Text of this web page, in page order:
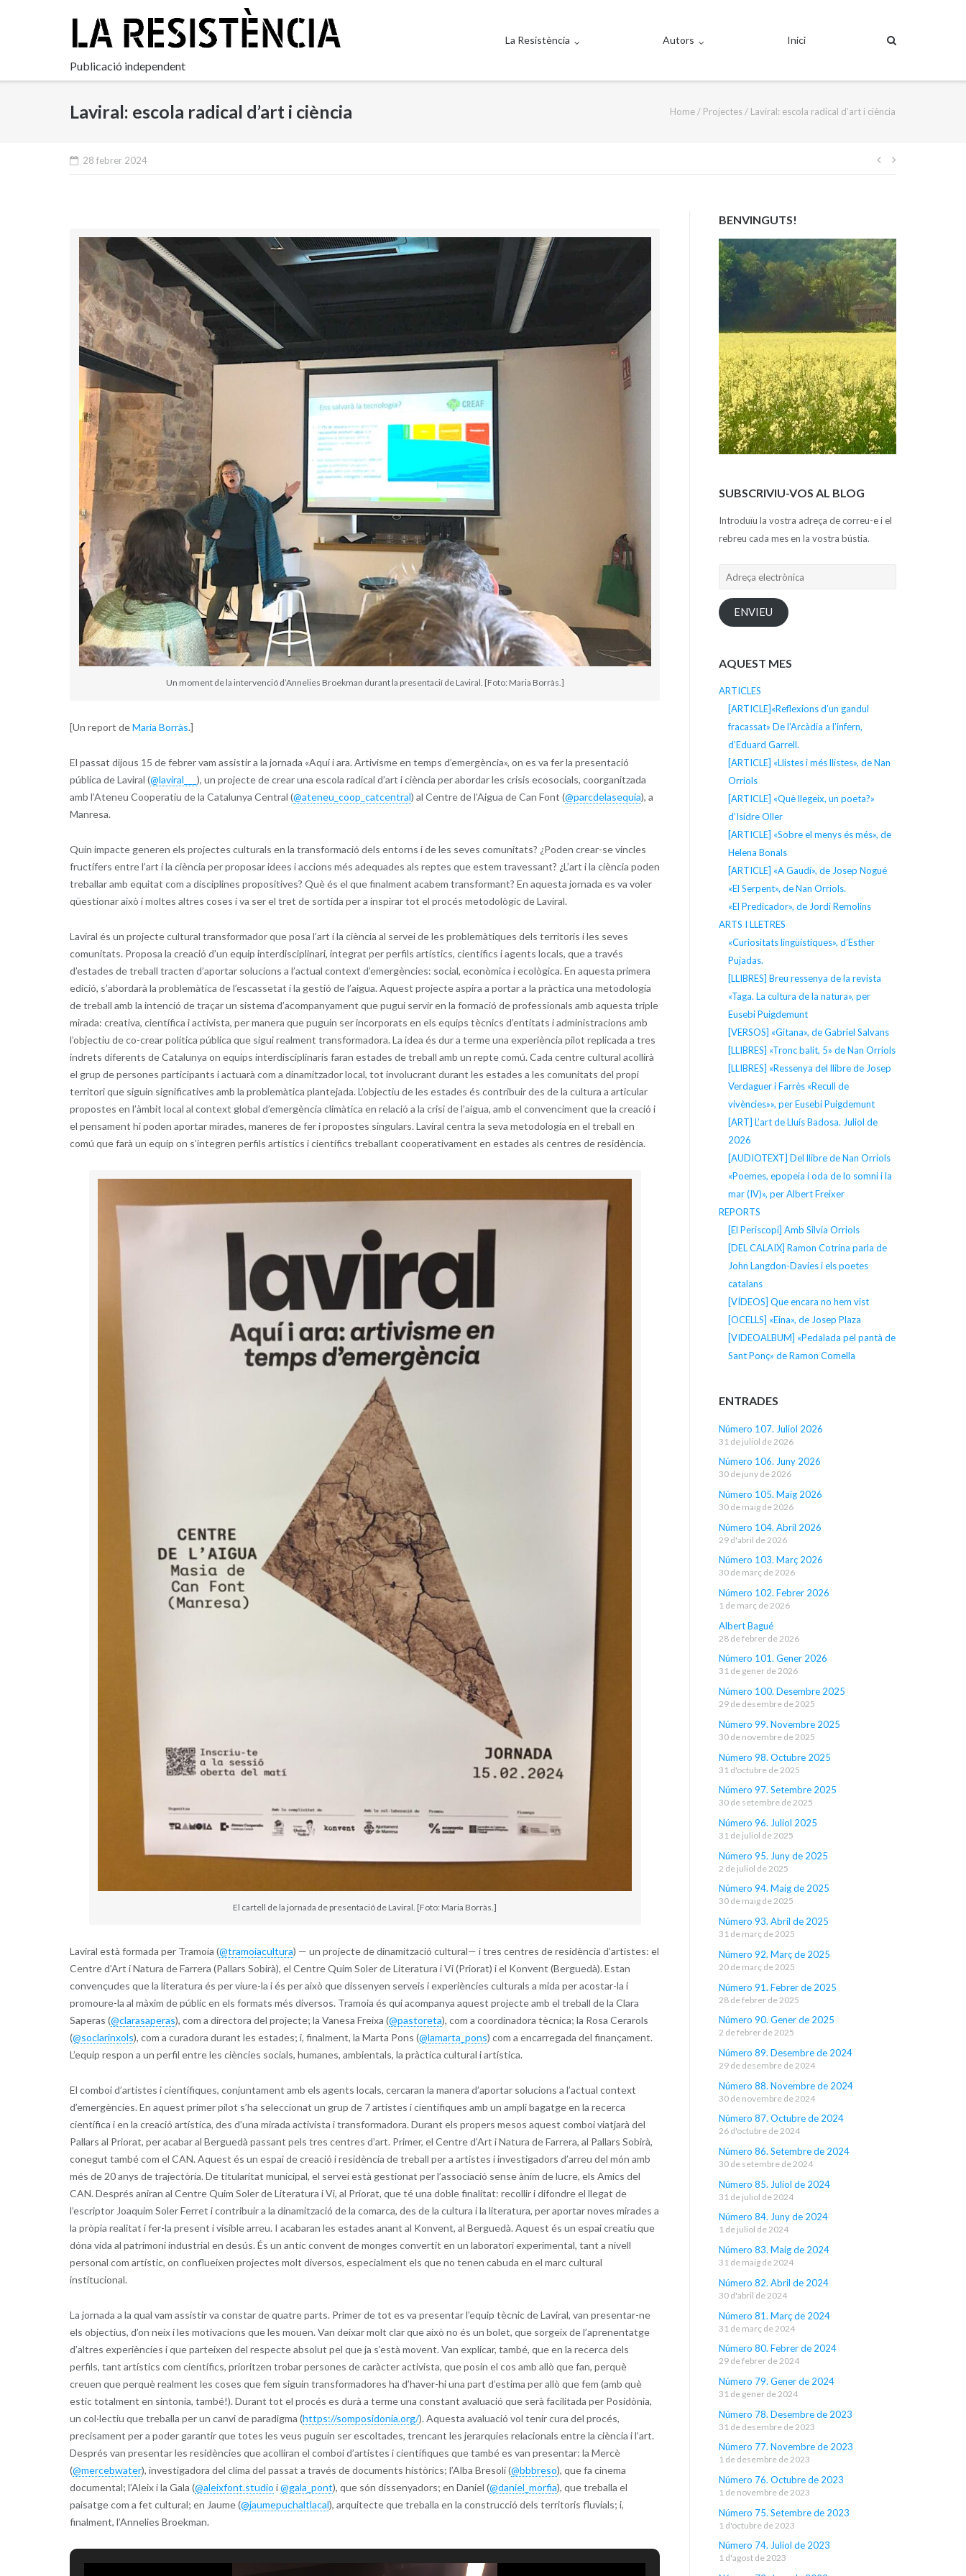
Publicació independent
La Resistència Autors Inici
Laviral: escola radical d’art i ciència Home/ Projectes/ Laviral: escola radical d’art i ciència
28 febrer 2024
Navegació
Un moment de la intervenció d’Annelies Broekman durant la presentacií de Laviral. [Foto: Maria Borràs.]
[Un report deMaria Borràs.]
El passat dijous 15 de febrer vam assistir a la jornada «Aquí i ara. Artivisme en temps d’emergència», on es va fer la presentació
pública de Laviral (@laviral___ ), un projecte de crear una escola radical d’art i ciència per abordar les crisis ecosocials, coorganitzada
amb l’Ateneu Cooperatiu de la Catalunya Central (@ateneu_coop_catcentral) al Centre de l’Aigua de Can Font (@parcdelasequia), a
Manresa.
Quin impacte generen els projectes culturals en la transformació dels entorns i de les seves comunitats? ¿Poden crear-se vincles
fructífers entre l’art i la ciència per proposar idees i accions més adequades als reptes que estem travessant? ¿L’art i la ciència poden
treballar amb equitat com a disciplines propositives? Què és el que finalment acabem transformant? En aquesta jornada es va voler
qüestionar això i moltes altres coses i va ser el tret de sortida per a inspirar tot el procés metodològic de Laviral.
Laviral és un projecte cultural transformador que posa l’art i la ciència al servei de les problemàtiques dels territoris i les seves
comunitats. Proposa la creació d’un equip interdisciplinari, integrat per perfils artístics, científics i agents locals, que a través
d’estades de treball tracten d’aportar solucions a l’actual context d’emergències: social, econòmica i ecològica. En aquesta primera
edició, s’abordarà la problemàtica de l’escassetat i la gestió de l’aigua. Aquest projecte aspira a portar a la pràctica una metodologia
de treball amb la intenció de traçar un sistema d’acompanyament que pugui servir en la formació de professionals amb aquesta triple
mirada: creativa, científica i activista, per manera que puguin ser incorporats en els equips tècnics d’entitats i administracions amb
l’objectiu de co-crear política pública que sigui realment transformadora. La idea és dur a terme una experiència pilot replicada a tres
indrets diferents de Catalunya on equips interdisciplinaris faran estades de treball amb un repte comú. Cada centre cultural acollirà
el grup de persones participants i actuarà com a dinamitzador local, tot involucrant durant les estades a les comunitats del propi
territori que siguin significatives amb la problemàtica plantejada. L’objectiu de les estades és contribuir des de la cultura a articular
propostes en l’àmbit local al context global d’emergència climàtica en relació a la crisi de l’aigua, amb el convenciment que la creació i
el pensament hi poden aportar mirades, maneres de fer i propostes singulars. Laviral centra la seva metodologia en el treball en
comú que farà un equip on s’integren perfils artístics i científics treballant cooperativament en estades als centres de residència.
El cartell de la jornada de presentació de Laviral. [Foto: Maria Borràs.]
Laviral està formada per Tramoia (@tramoiacultura) — un projecte de dinamització cultural— i tres centres de residència d’artistes: el
Centre d’Art i Natura de Farrera (Pallars Sobirà), el Centre Quim Soler de Literatura i Vi (Priorat) i el Konvent (Berguedà). Estan
convençudes que la literatura és per viure-la i és per això que dissenyen serveis i experiències culturals a mida per acostar-la i
promoure-la al màxim de públic en els formats més diversos. Tramoia és qui acompanya aquest projecte amb el treball de la Clara
Saperas (@clarasaperas), com a directora del projecte; la Vanesa Freixa (@pastoreta), com a coordinadora tècnica; la Rosa Cerarols
(@soclarinxols), com a curadora durant les estades; i, finalment, la Marta Pons (@lamarta_pons) com a encarregada del finançament.
L’equip respon a un perfil entre les ciències socials, humanes, ambientals, la pràctica cultural i artística.
El comboi d’artistes i científiques, conjuntament amb els agents locals, cercaran la manera d’aportar solucions a l’actual context
d’emergències. En aquest primer pilot s’ha seleccionat un grup de 7 artistes i científiques amb un ampli bagatge en la recerca
científica i en la creació artística, des d’una mirada activista i transformadora. Durant els propers mesos aquest comboi viatjarà del
Pallars al Priorat, per acabar al Berguedà passant pels tres centres d’art. Primer, el Centre d’Art i Natura de Farrera, al Pallars Sobirà,
conegut també com el CAN. Aquest és un espai de creació i residència de treball per a artistes i investigadors d’arreu del món amb
més de 20 anys de trajectòria. De titularitat municipal, el servei està gestionat per l’associació sense ànim de lucre, els Amics del
CAN. Després aniran al Centre Quim Soler de Literatura i Vi, al Priorat, que té una doble finalitat: recollir i difondre el llegat de
l’escriptor Joaquim Soler Ferret i contribuir a la dinamització de la comarca, des de la cultura i la literatura, per aportar noves mirades a
la pròpia realitat i fer-la present i visible arreu. I acabaran les estades anant al Konvent, al Berguedà. Aquest és un espai creatiu que
dóna vida al patrimoni industrial en desús. És un antic convent de monges convertit en un laboratori experimental, tant a nivell
personal com artístic, on conflueixen projectes molt diversos, especialment els que no tenen cabuda en el marc cultural
institucional.
La jornada a la qual vam assistir va constar de quatre parts. Primer de tot es va presentar l’equip tècnic de Laviral, van presentar-ne
els objectius, d’on neix i les motivacions que les mouen. Van deixar molt clar que això no és un bolet, que sorgeix de l’aprenentatge
d’altres experiències i que parteixen del respecte absolut pel que ja s’està movent. Van explicar, també, que en la recerca dels
perfils, tant artístics com científics, prioritzen trobar persones de caràcter activista, que posin el cos amb allò que fan, perquè
creuen que perquè realment les coses que fem siguin transformadores ha d’haver-hi una part d’estima per allò que fem (amb què
estic totalment en sintonia, també!). Durant tot el procés es durà a terme una constant avaluació que serà facilitada per Posidònia,
un col·lectiu que treballa per un canvi de paradigma (https://somposidonia.org/). Aquesta avaluació vol tenir cura del procés,
precisament per a poder garantir que totes les veus puguin ser escoltades, trencant les jerarquies relacionals entre la ciència i l’art.
Després van presentar les residències que acolliran el comboi d’artistes i científiques que també es van presentar: la Mercè
(@mercebwater), investigadora del clima del passat a través de documents històrics; l’Alba Bresolí (@bbbreso), que fa cinema
documental; l’Aleix i la Gala (@aleixfont.studio i@gala_pont), que són dissenyadors; en Daniel (@daniel_morfia), que treballa el
paisatge com a fet cultural; en Jaume (@jaumepuchaltlacal), arquitecte que treballa en la construcció dels territoris fluvials; i,
finalment, l’Annelies Broekman.
BENVINGUTS!
SUBSCRIVIU-VOS AL BLOG
Introduïu la vostra adreça de correu-e i el
rebreu cada mes en la vostra bústia.
Adreça
ENVIEU
AQUEST MES
ARTICLES
[ARTICLE]«Reflexions d’un gandul
fracassat» De l’Arcàdia a l’infern,
d’Eduard Garrell.
[ARTICLE] «Llistes i més llistes», de Nan
Orriols
[ARTICLE] «Què llegeix, un poeta?»
d’Isidre Oller
[ARTICLE] «Sobre el menys és més», de
Helena Bonals
[ARTICLE] «A Gaudí», de Josep Nogué
«El Serpent», de Nan Orriols.
«El Predicador», de Jordi Remolins
ARTS I LLETRES
«Curiositats lingüístiques», d’Esther
Pujadas.
[LLIBRES] Breu ressenya de la revista
«Taga. La cultura de la natura», per
Eusebi Puigdemunt
[VERSOS] «Gitana», de Gabriel Salvans
[LLIBRES] «Tronc balit, 5» de Nan Orriols
[LLIBRES] «Ressenya del llibre de Josep
Verdaguer i Farrès «Recull de
vivències»», per Eusebi Puigdemunt
[ART] L’art de Lluís Badosa. Juliol de
2026
[AUDIOTEXT] Del llibre de Nan Orriols
«Poemes, epopeia i oda de lo somni i la
mar (IV)», per Albert Freixer
REPORTS
[El Periscopi] Amb Silvia Orriols
[DEL CALAIX] Ramon Cotrina parla de
John Langdon-Davies i els poetes
catalans
[VÍDEOS] Que encara no hem vist
[OCELLS] «Eina», de Josep Plaza
[VIDEOALBUM] «Pedalada pel pantà de
Sant Ponç» de Ramon Comella
ENTRADES
Número 107. Juliol 2026
31 de juliol de 2026
Número 106. Juny 2026
30 de juny de 2026
Número 105. Maig 2026
30 de maig de 2026
Número 104. Abril 2026
29 d'abril de 2026
Número 103. Març 2026
30 de març de 2026
Número 102. Febrer 2026
1 de març de 2026
Albert Bagué
28 de febrer de 2026
Número 101. Gener 2026
31 de gener de 2026
Número 100. Desembre 2025
29 de desembre de 2025
Número 99. Novembre 2025
30 de novembre de 2025
Número 98. Octubre 2025
31 d'octubre de 2025
Número 97. Setembre 2025
30 de setembre de 2025
Número 96. Juliol 2025
31 de juliol de 2025
Número 95. Juny de 2025
2 de juliol de 2025
Número 94. Maig de 2025
30 de maig de 2025
Número 93. Abril de 2025
31 de març de 2025
Número 92. Març de 2025
20 de març de 2025
Número 91. Febrer de 2025
28 de febrer de 2025
Número 90. Gener de 2025
2 de febrer de 2025
Número 89. Desembre de 2024
29 de desembre de 2024
Número 88. Novembre de 2024
30 de novembre de 2024
Número 87. Octubre de 2024
26 d'octubre de 2024
Número 86. Setembre de 2024
30 de setembre de 2024
Número 85. Juliol de 2024
31 de juliol de 2024
Número 84. Juny de 2024
1 de juliol de 2024
Número 83. Maig de 2024
31 de maig de 2024
Número 82. Abril de 2024
30 d'abril de 2024
Número 81. Març de 2024
31 de març de 2024
Número 80. Febrer de 2024
29 de febrer de 2024
Número 79. Gener de 2024
31 de gener de 2024
Número 78. Desembre de 2023
31 de desembre de 2023
Número 77. Novembre de 2023
1 de desembre de 2023
Número 76. Octubre de 2023
1 de novembre de 2023
Número 75. Setembre de 2023
1 d'octubre de 2023
Número 74. Juliol de 2023
1 d'agost de 2023